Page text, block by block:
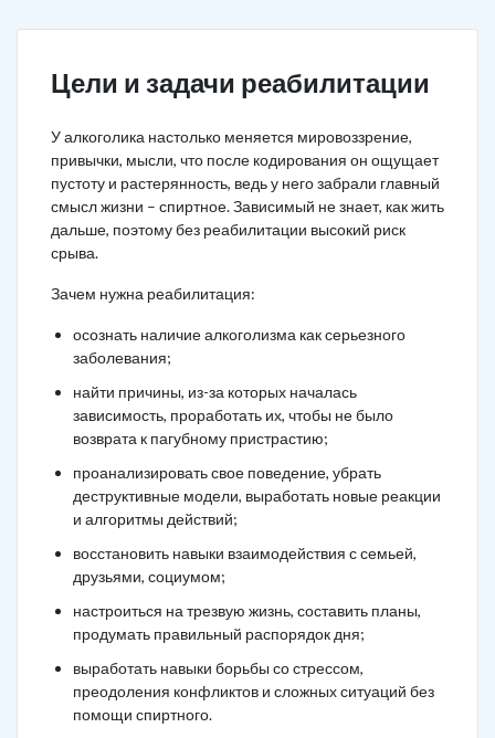
Цели и задачи реабилитации
У алкоголика настолько меняется мировоззрение,
привычки, мысли, что после кодирования он ощущает
пустоту и растерянность, ведь у него забрали главный
смысл жизни – спиртное. Зависимый не знает, как жить
дальше, поэтому без реабилитации высокий риск
срыва.
Зачем нужна реабилитация:
осознать наличие алкоголизма как серьезного
заболевания;
найти причины, из-за которых началась
зависимость, проработать их, чтобы не было
возврата к пагубному пристрастию;
проанализировать свое поведение, убрать
деструктивные модели, выработать новые реакции
и алгоритмы действий;
восстановить навыки взаимодействия с семьей,
друзьями, социумом;
настроиться на трезвую жизнь, составить планы,
продумать правильный распорядок дня;
выработать навыки борьбы со стрессом,
преодоления конфликтов и сложных ситуаций без
помощи спиртного.